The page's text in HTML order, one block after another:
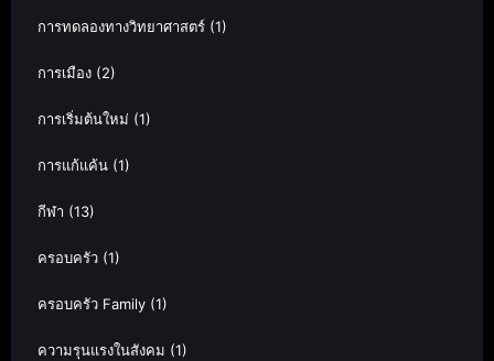
การทดลองทางวิทยาศาสตร์ (1)
การเมือง (2)
การเริ่มต้นใหม่ (1)
การแก้แค้น (1)
กีฬา (13)
ครอบครัว (1)
ครอบครัว Family (1)
ความรุนแรงในสังคม (1)